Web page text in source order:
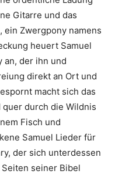
Gitarre und das
ein Zwergpony namens
heuert Samuel
an, der ihn und
direkt an Ort und
macht sich das
quer durch die Wildnis
Fisch und
Samuel Lieder für
der sich unterdessen
seiner Bibel